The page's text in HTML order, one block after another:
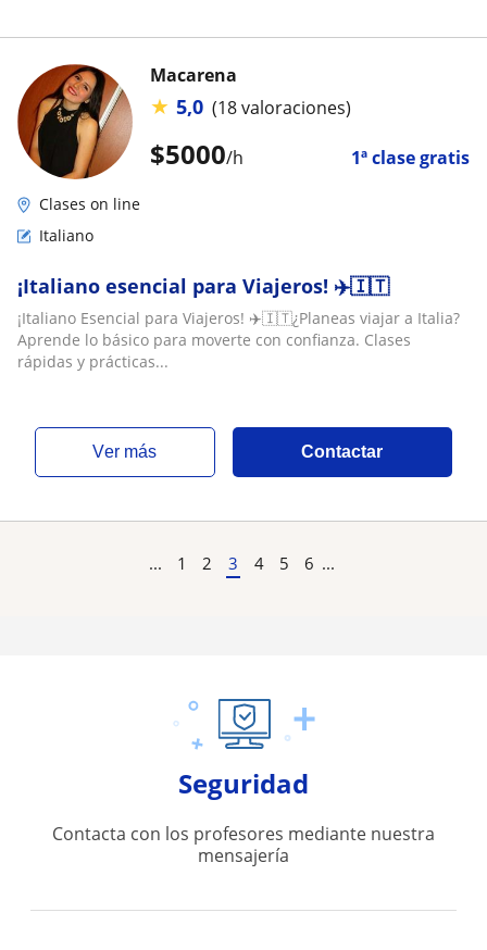
$5000/h 1ª clase gratis
Macarena
★ 5,0 (18 valoraciones)
Clases on line
Italiano
¡Italiano esencial para Viajeros! ✈️🇮🇹
¡Italiano Esencial para Viajeros! ✈️🇮🇹¿Planeas viajar a Italia?
Aprende lo básico para moverte con confianza. Clases
rápidas y prácticas...
ver más Contactar
... 1 2 3 4 5 6 ...
Seguridad
Contacta con los profesores mediante nuestra
mensajería